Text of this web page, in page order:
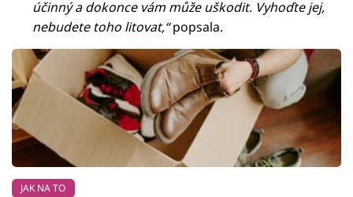
účinný a dokonce vám může uškodit. Vyhoďte jej,
nebudete toho litovat,“popsala.
JAK NA TO